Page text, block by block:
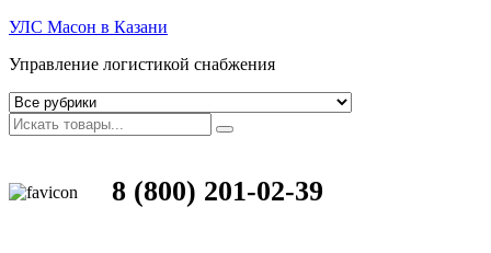
УЛС Масон в Казани
Управление логистикой снабжения
8 (800) 201-02-39